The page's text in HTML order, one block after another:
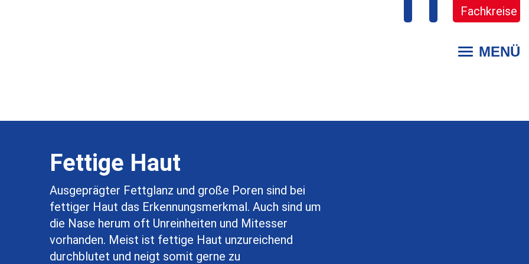
Fachkreise
Toggle
MENÜ
Fettige Haut
Ausgeprägter Fettglanz und große Poren sind bei
fettiger Haut das Erkennungsmerkmal. Auch sind um
die Nase herum oft Unreinheiten und Mitesser
vorhanden. Meist ist fettige Haut unzureichend
durchblutet und neigt somit gerne zu